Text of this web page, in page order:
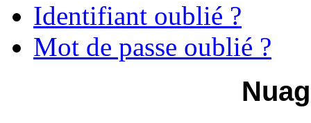
Identifiant oublié ?
Mot de passe oublié ?
% pop
chomeurs-
inactifs
%pop
chomeurs-
inactifs
15,20% 14,75%